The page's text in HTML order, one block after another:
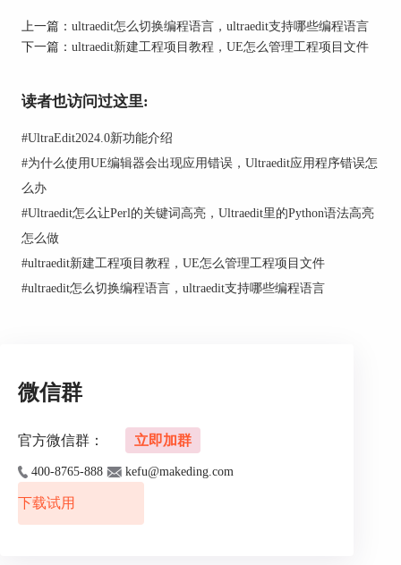
二、
在UltraEdit如何找到ASCII码
听说你想了解那款备受程序猿和开发人员青睐的超
它有一个超强大的功能，连查找ASCII码都能搞
定。在UltraEdit里，要查找ASCII码，你只需要按
着以下步骤来：
1、打开UltraEdit这个编辑器。
2、然后，从菜单栏里挑选“编辑”选项。就像是进
入了编辑的魔法界。
3、在编辑选项里，找到“转换”，然后点进去选
择“ASCII查看”。就像是找到了隐藏的宝藏。
4、现在你就能看到文本里每个字符的ASCII码值
序猿和开发人员的魔法棒，连查找ASCII码都是小
上一篇： ultraedit怎么切换编程语言，ultraedit支持哪些编程语言
下一篇： ultraedit新建工程项目教程，UE怎么管理工程项目文件
读者也访问过这里:
#UltraEdit2024.0新功能介绍
#为什么使用UE编辑器会出现应用错误，Ultraedit应用程序错误怎
么办
#Ultraedit怎么让Perl的关键词高亮，Ultraedit里的Python语法高亮
怎么做
#ultraedit新建工程项目教程，UE怎么管理工程项目文件
#ultraedit怎么切换编程语言，ultraedit支持哪些编程语言
微信群
官方微信群： 立即加群
400-8765-888 kefu@makeding.com
下载试用